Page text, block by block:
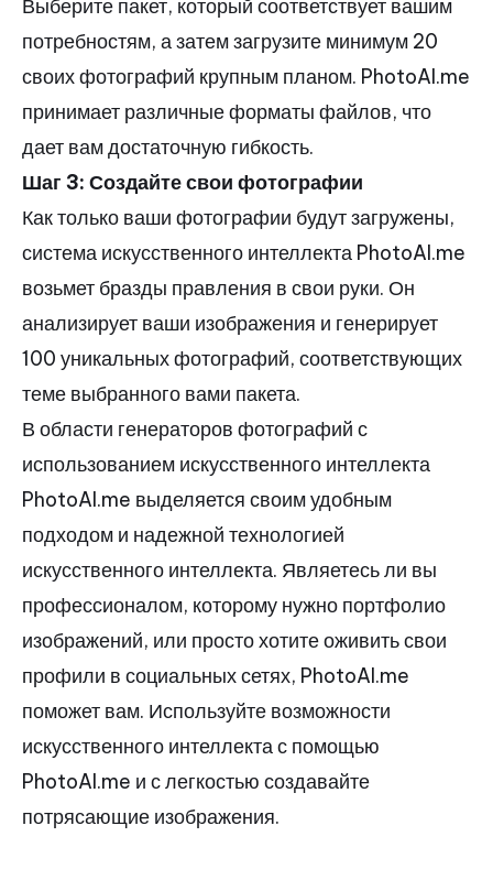
Выберите пакет, который соответствует вашим
потребностям, а затем загрузите минимум 20
своих фотографий крупным планом. PhotoAI.me
принимает различные форматы файлов, что
дает вам достаточную гибкость.
Шаг 3: Создайте свои фотографии
Как только ваши фотографии будут загружены,
система искусственного интеллекта PhotoAI.me
возьмет бразды правления в свои руки. Он
анализирует ваши изображения и генерирует
100 уникальных фотографий, соответствующих
теме выбранного вами пакета.
В области генераторов фотографий с
использованием искусственного интеллекта
PhotoAI.me выделяется своим удобным
подходом и надежной технологией
искусственного интеллекта. Являетесь ли вы
профессионалом, которому нужно портфолио
изображений, или просто хотите оживить свои
профили в социальных сетях, PhotoAI.me
поможет вам. Используйте возможности
искусственного интеллекта с помощью
PhotoAI.me и с легкостью создавайте
потрясающие изображения.